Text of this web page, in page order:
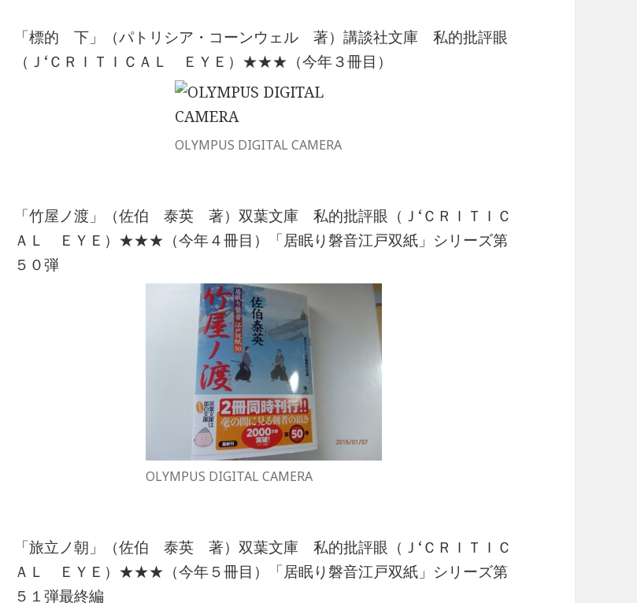
「標的 下」（パトリシア・コーンウェル 著）講談社文庫 私的批評眼
（Ｊ‘ＣＲＩＴＩＣＡＬ ＥＹＥ）★★★（今年３冊目）
OLYMPUS DIGITAL CAMERA
「竹屋ノ渡」（佐伯 泰英 著）双葉文庫 私的批評眼（Ｊ‘ＣＲＩＴＩＣ
ＡＬ ＥＹＥ）★★★（今年４冊目）「居眠り磐音江戸双紙」シリーズ第
５０弾
OLYMPUS DIGITAL CAMERA
「旅立ノ朝」（佐伯 泰英 著）双葉文庫 私的批評眼（Ｊ‘ＣＲＩＴＩＣ
ＡＬ ＥＹＥ）★★★（今年５冊目）「居眠り磐音江戸双紙」シリーズ第
５１弾最終編